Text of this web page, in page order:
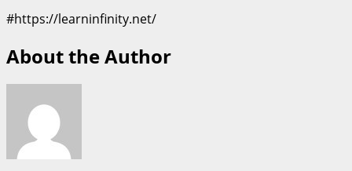
#https://learninfinity.net/
About the Author